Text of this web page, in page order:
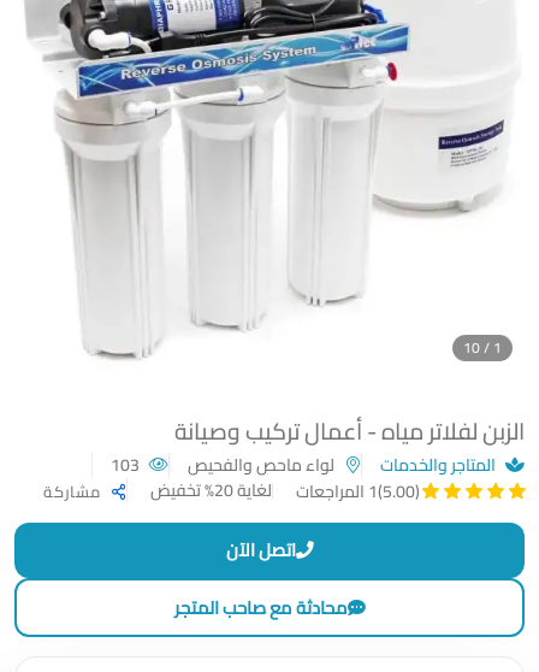
الزبن لفلاتر مياه - أعمال تركيب وصيانة
المتاجر والخدمات لواء ماحص والفحيص
(5.00)
1 المراجعات لغاية 20% تخفيض مشاركة
1 / 10
اتصل الآن
محادثة مع صاحب المتجر